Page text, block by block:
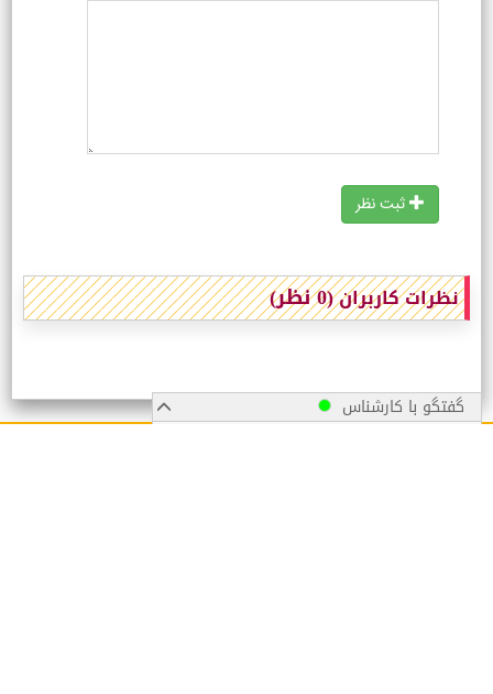
گفتگو با کارشناس
ثبت نظر
نظرات کاربران(0 نظر)